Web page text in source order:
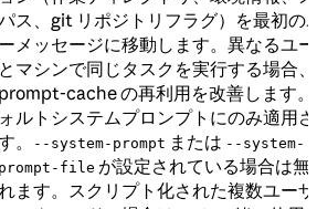
ス、git リポジトリフラグ）を最初の
ーメッセージに移動します。異なるユ
とマシンで同じタスクを実行する場合、
prompt-cache の再利用を改善します
ォルトシステムプロンプトにのみ適用
。
--system-prompt または --system-
prompt-file が設定されている場合は無
ます。スクリプト化された複数ユー